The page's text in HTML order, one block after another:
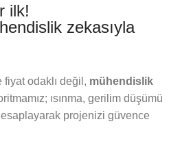
ilk!
zekasıyla
odaklı değil, mühendislik
ısınma, gerilim düşümü
projenizi güvence